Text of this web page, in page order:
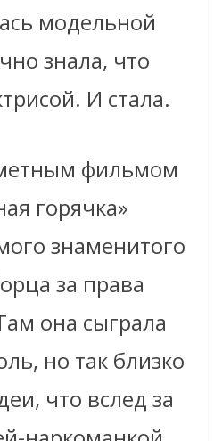
модельной
знала, что
И стала.
фильмом
горячка»
знаменитого
за права
она сыграла
но так близко
что вслед за